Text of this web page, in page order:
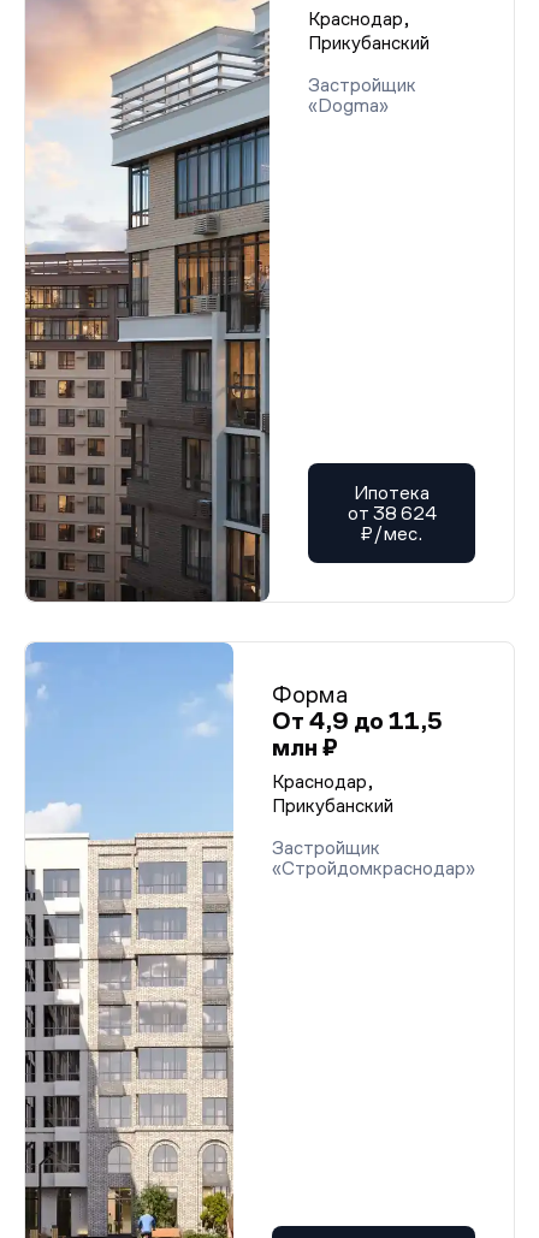
Краснодар,
Прикубанский
Застройщик
«Dogma»
Ипотека
от 38 624
₽/мес.
Форма
От 4,9 до 11,5
млн ₽
Краснодар,
Прикубанский
Застройщик
«Стройдомкраснодар»